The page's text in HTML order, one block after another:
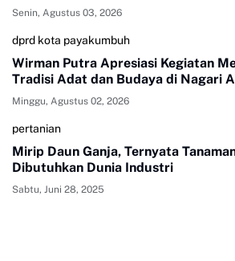
Senin, Agustus 03, 2026
dprd kota payakumbuh
Wirman Putra Apresiasi Kegiatan
Tradisi Adat dan Budaya di Nagari
Minggu, Agustus 02, 2026
pertanian
Mirip Daun Ganja, Ternyata
Dibutuhkan Dunia Industri
Sabtu, Juni 28, 2025